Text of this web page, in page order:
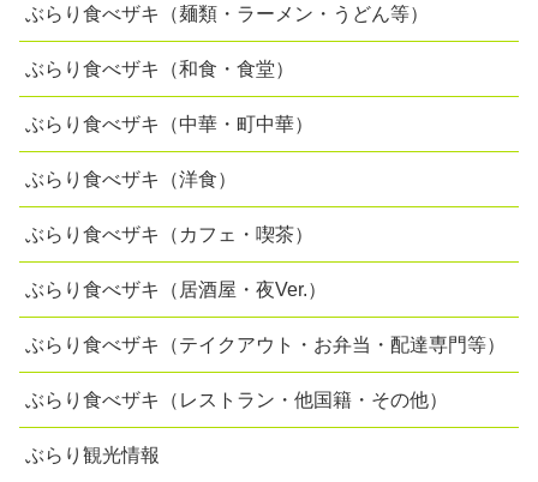
ぶらり食べザキ（麺類・ラーメン・うどん等）
ぶらり食べザキ（和食・食堂）
ぶらり食べザキ（中華・町中華）
ぶらり食べザキ（洋食）
ぶらり食べザキ（カフェ・喫茶）
ぶらり食べザキ（居酒屋・夜Ver.）
ぶらり食べザキ（テイクアウト・お弁当・配達専門等）
ぶらり食べザキ（レストラン・他国籍・その他）
ぶらり観光情報